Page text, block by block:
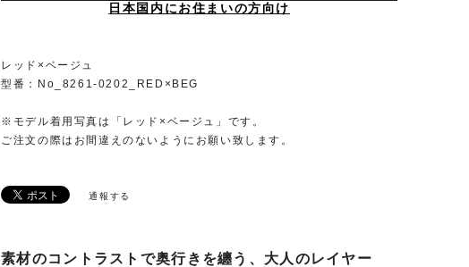
日本国内にお住まいの方向け
レッド×ベージュ
型番：No_8261-0202_RED×BEG
※モデル着用写真は「レッド×ベージュ」です。
ご注文の際はお間違えのないようにお願い致します。
通報する
素材のコントラストで奥行きを纏う、大人のレイヤー